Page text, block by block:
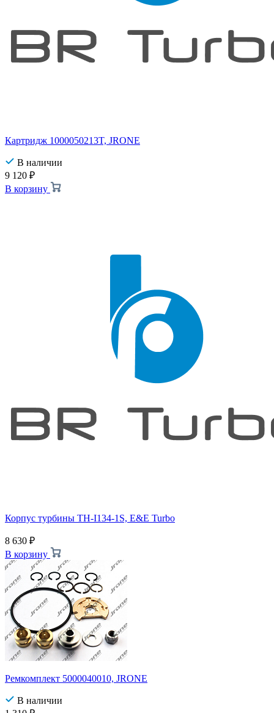
Картридж 1000050213T, JRONE
В наличии
9 120 ₽
В корзину
Корпус турбины TH-I134-1S, E&E Turbo
8 630 ₽
В корзину
Ремкомплект 5000040010, JRONE
В наличии